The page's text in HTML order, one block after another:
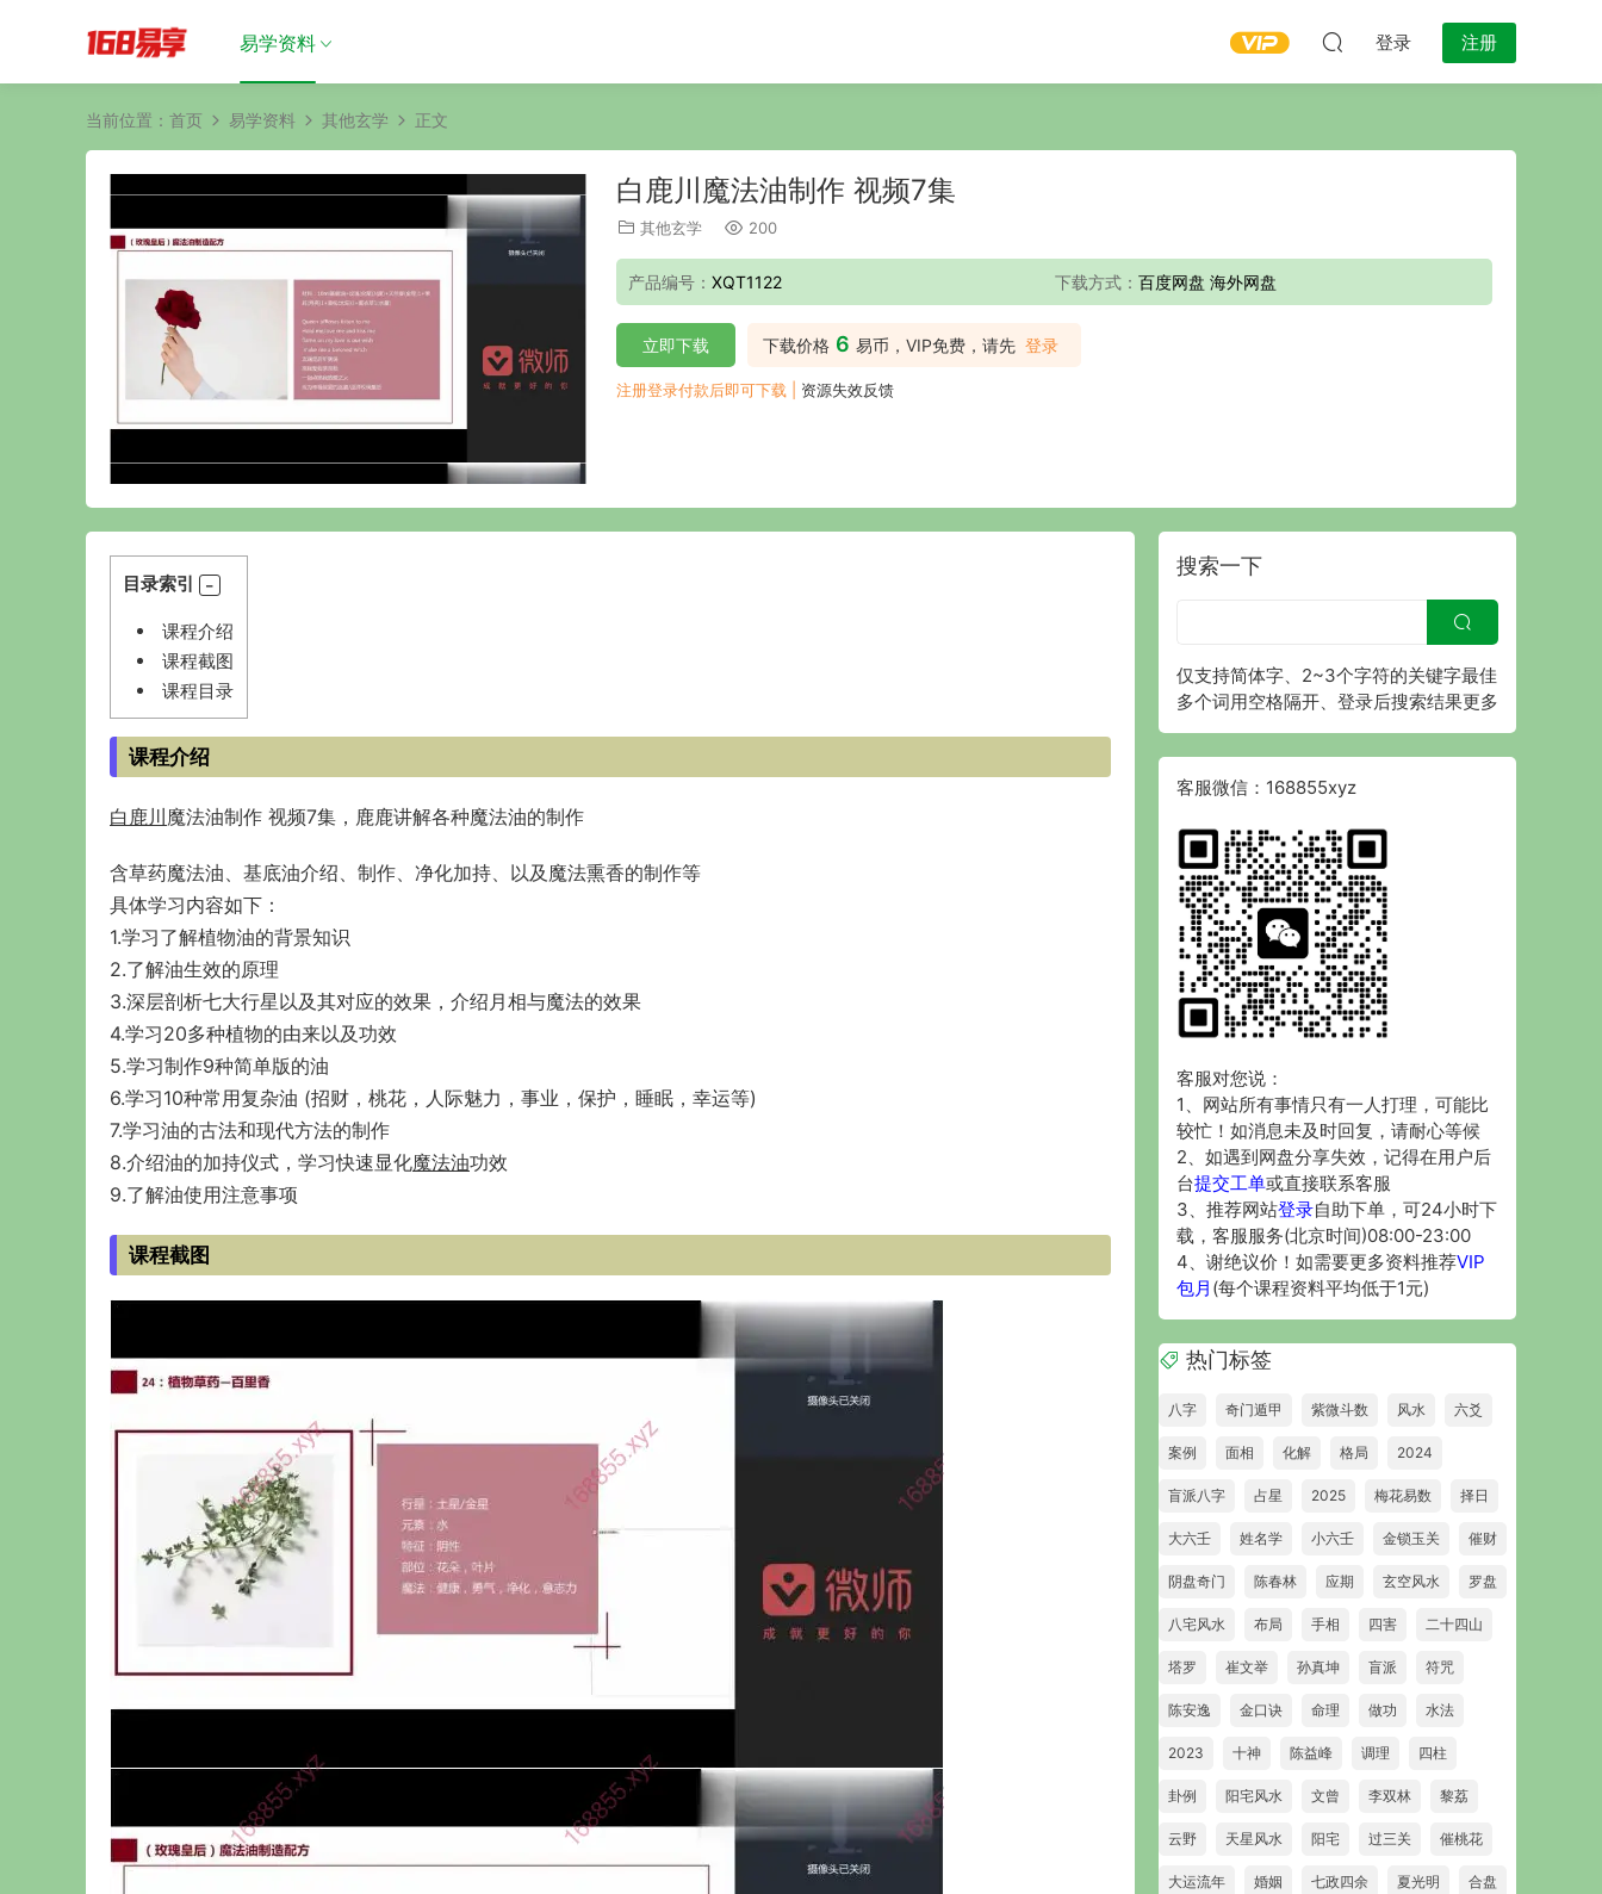
易学资料 登录 注册
当前位置： 首页 易学资料 其他玄学 正文
白鹿川魔法油制作 视频7集
其他玄学 200
产品编号： XQT1122 下载方式： 百度网盘 海外网盘
下载价格 6 易币，VIP免费，请先 登录
立即下载
注册登录付款后即可下载 | 资源失效反馈
目录索引
课程介绍
课程截图
课程目录
课程介绍
白鹿川 魔法油制作 视频7集，鹿鹿讲解各种魔法油的制作
含草药魔法油、基底油介绍、制作、净化加持、以及魔法熏香的制作等
具体学习内容如下：
1.学习了解植物油的背景知识
2.了解油生效的原理
3.深层剖析七大行星以及其对应的效果，介绍月相与魔法的效果
4.学习20多种植物的由来以及功效
5.学习制作9种简单版的油
6.学习10种常用复杂油 (招财，桃花，人际魅力，事业，保护，睡眠，幸运等)
7.学习油的古法和现代方法的制作
8.介绍油的加持仪式，学习快速显化魔法油功效
9.了解油使用注意事项
课程截图
搜索一下
仅支持简体字、2~3个字符的关键字最佳
多个词用空格隔开、登录后搜索结果更多
客服微信：168855xyz
客服对您说：
1、网站所有事情只有一人打理，可能比
较忙！如消息未及时回复，请耐心等候
2、如遇到网盘分享失效，记得在用户后
台提交工单或直接联系客服
3、推荐网站登录自助下单，可24小时下
载，客服服务(北京时间)08:00-23:00
4、谢绝议价！如需要更多资料推荐VIP
包月 (每个课程资料平均低于1元)
热门标签
八字 奇门遁甲 紫微斗数 风水 六爻
案例 面相 化解 格局 2024
盲派八字 占星 2025 梅花易数 择日
大六壬 姓名学 小六壬 金锁玉关 催财
阴盘奇门 陈春林 应期 玄空风水 罗盘
八宅风水 布局 手相 四害 二十四山
塔罗 崔文举 孙真坤 盲派 符咒
陈安逸 金口诀 命理 做功 水法
2023 十神 陈益峰 调理 四柱
卦例 阳宅风水 文曾 李双林 黎荔
云野 天星风水 阳宅 过三关 催桃花
大运流年 婚姻 七政四余 夏光明 合盘